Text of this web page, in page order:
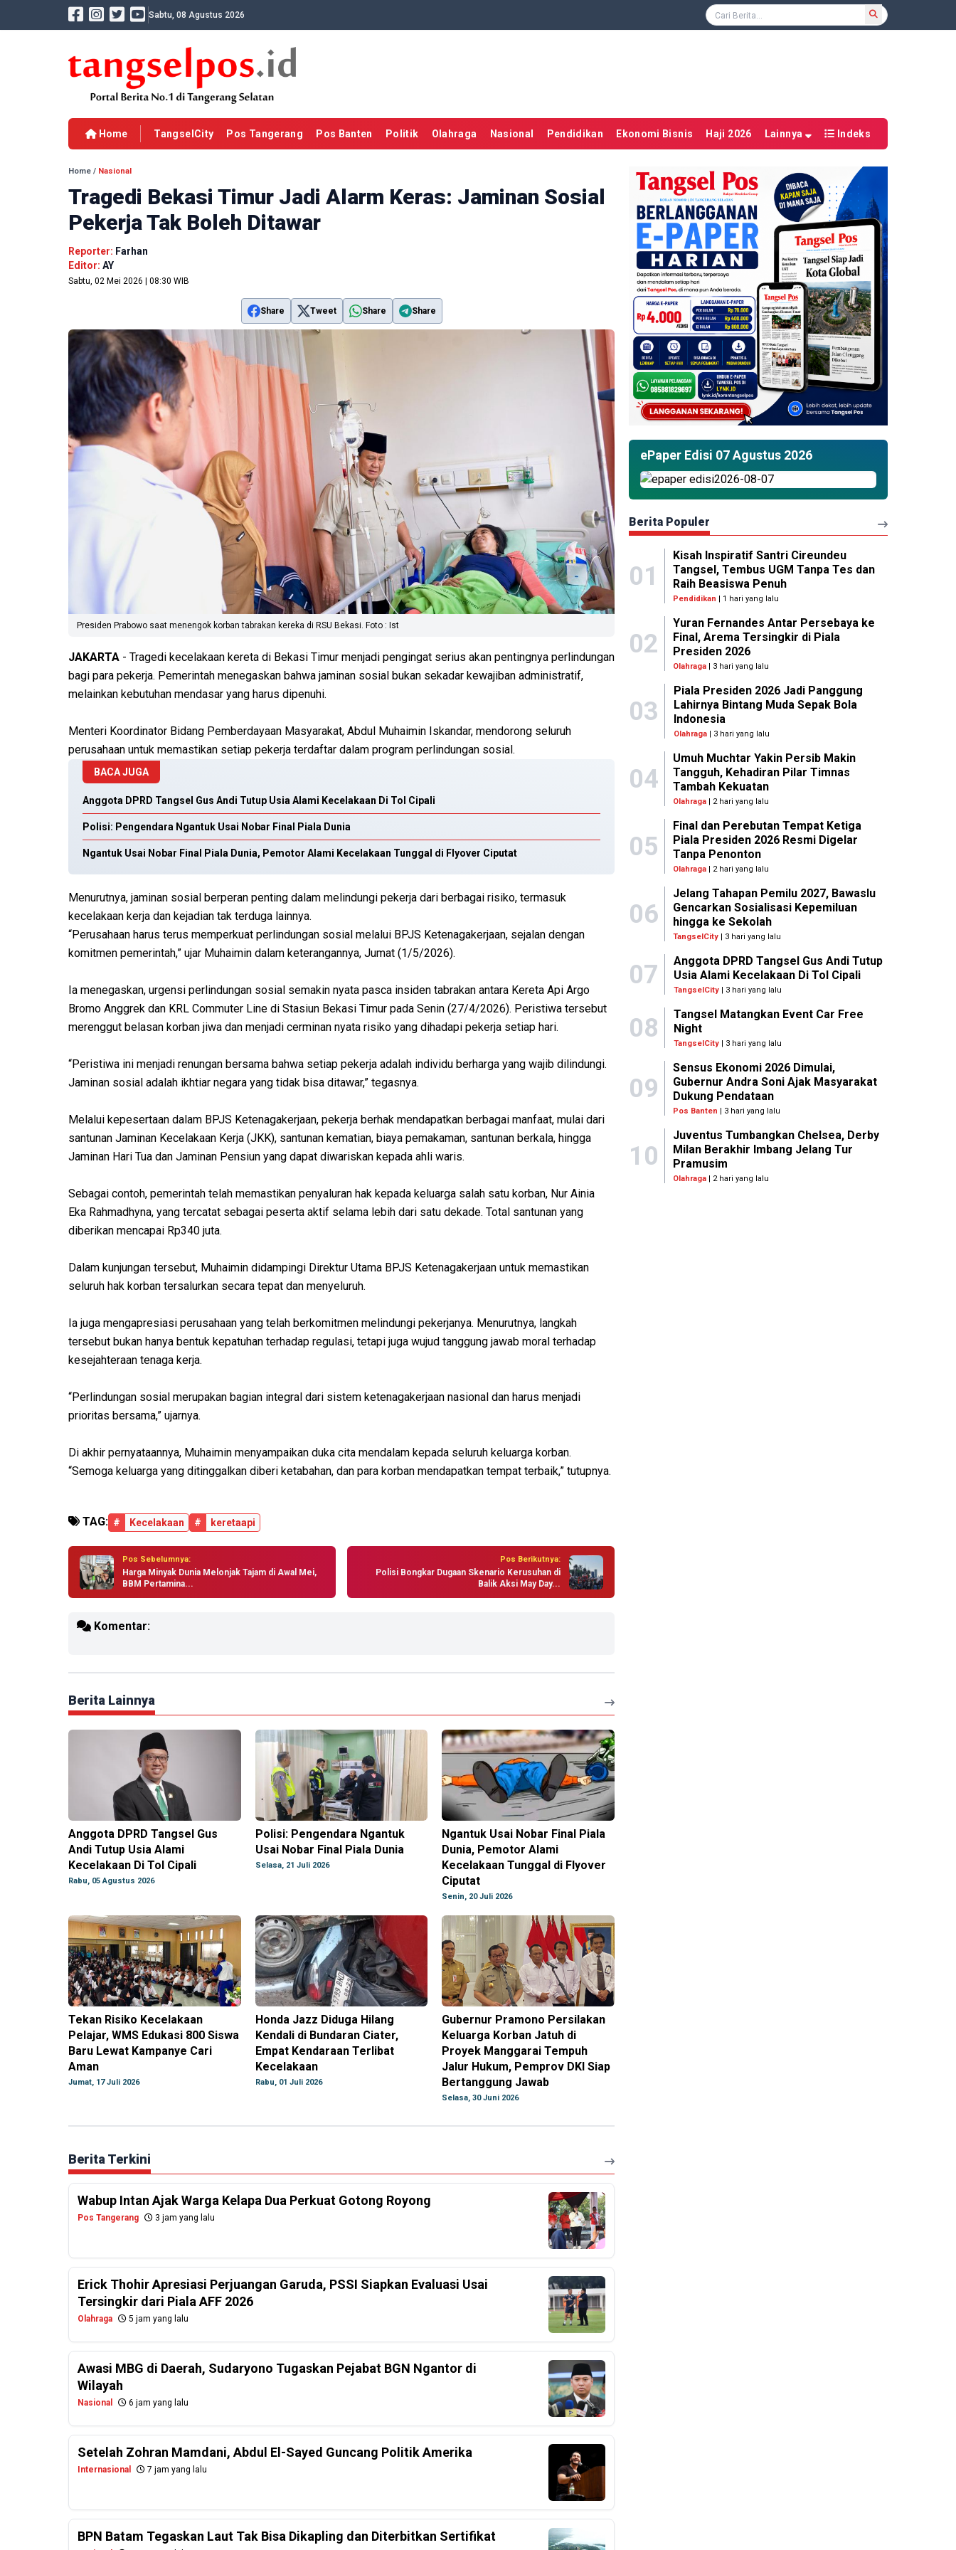
Sabtu, 08 Agustus 2026
Home TangselCity Pos Tangerang Pos Banten Politik Olahraga Nasional Pendidikan Ekonomi Bisnis Haji 2026 Lainnya Indeks
Home / Nasional
Tragedi Bekasi Timur Jadi Alarm Keras: Jaminan Sosial
Pekerja Tak Boleh Ditawar
Reporter: Farhan
Editor: AY
Sabtu, 02 Mei 2026 | 08:30 WIB
Share Tweet Share Share
Presiden Prabowo saat menengok korban tabrakan kereka di RSU Bekasi. Foto : Ist
JAKARTA - Tragedi kecelakaan kereta di Bekasi Timur menjadi pengingat serius akan pentingnya perlindungan
bagi para pekerja. Pemerintah menegaskan bahwa jaminan sosial bukan sekadar kewajiban administratif,
melainkan kebutuhan mendasar yang harus dipenuhi.
Menteri Koordinator Bidang Pemberdayaan Masyarakat, Abdul Muhaimin Iskandar, mendorong seluruh
perusahaan untuk memastikan setiap pekerja terdaftar dalam program perlindungan sosial.
BACA JUGA
Anggota DPRD Tangsel Gus Andi Tutup Usia Alami Kecelakaan Di Tol Cipali
Polisi: Pengendara Ngantuk Usai Nobar Final Piala Dunia
Ngantuk Usai Nobar Final Piala Dunia, Pemotor Alami Kecelakaan Tunggal di Flyover Ciputat
Menurutnya, jaminan sosial berperan penting dalam melindungi pekerja dari berbagai risiko, termasuk
kecelakaan kerja dan kejadian tak terduga lainnya.
“Perusahaan harus terus memperkuat perlindungan sosial melalui BPJS Ketenagakerjaan, sejalan dengan
komitmen pemerintah,” ujar Muhaimin dalam keterangannya, Jumat (1/5/2026).
Ia menegaskan, urgensi perlindungan sosial semakin nyata pasca insiden tabrakan antara Kereta Api Argo
Bromo Anggrek dan KRL Commuter Line di Stasiun Bekasi Timur pada Senin (27/4/2026). Peristiwa tersebut
merenggut belasan korban jiwa dan menjadi cerminan nyata risiko yang dihadapi pekerja setiap hari.
“Peristiwa ini menjadi renungan bersama bahwa setiap pekerja adalah individu berharga yang wajib dilindungi.
Jaminan sosial adalah ikhtiar negara yang tidak bisa ditawar,” tegasnya.
Melalui kepesertaan dalam BPJS Ketenagakerjaan, pekerja berhak mendapatkan berbagai manfaat, mulai dari
santunan Jaminan Kecelakaan Kerja (JKK), santunan kematian, biaya pemakaman, santunan berkala, hingga
Jaminan Hari Tua dan Jaminan Pensiun yang dapat diwariskan kepada ahli waris.
Sebagai contoh, pemerintah telah memastikan penyaluran hak kepada keluarga salah satu korban, Nur Ainia
Eka Rahmadhyna, yang tercatat sebagai peserta aktif selama lebih dari satu dekade. Total santunan yang
diberikan mencapai Rp340 juta.
Dalam kunjungan tersebut, Muhaimin didampingi Direktur Utama BPJS Ketenagakerjaan untuk memastikan
seluruh hak korban tersalurkan secara tepat dan menyeluruh.
Ia juga mengapresiasi perusahaan yang telah berkomitmen melindungi pekerjanya. Menurutnya, langkah
tersebut bukan hanya bentuk kepatuhan terhadap regulasi, tetapi juga wujud tanggung jawab moral terhadap
kesejahteraan tenaga kerja.
“Perlindungan sosial merupakan bagian integral dari sistem ketenagakerjaan nasional dan harus menjadi
prioritas bersama,” ujarnya.
Di akhir pernyataannya, Muhaimin menyampaikan duka cita mendalam kepada seluruh keluarga korban.
“Semoga keluarga yang ditinggalkan diberi ketabahan, dan para korban mendapatkan tempat terbaik,” tutupnya.
TAG: # Kecelakaan # keretaapi
Pos Sebelumnya:
Harga Minyak Dunia Melonjak Tajam di Awal Mei,
BBM Pertamina...
Pos Berikutnya:
Polisi Bongkar Dugaan Skenario Kerusuhan di
Balik Aksi May Day...
Komentar:
Berita Lainnya
Anggota DPRD Tangsel Gus
Andi Tutup Usia Alami
Kecelakaan Di Tol Cipali
Rabu, 05 Agustus 2026
Polisi: Pengendara Ngantuk
Usai Nobar Final Piala Dunia
Selasa, 21 Juli 2026
Ngantuk Usai Nobar Final Piala
Dunia, Pemotor Alami
Kecelakaan Tunggal di Flyover
Ciputat
Senin, 20 Juli 2026
Tekan Risiko Kecelakaan
Pelajar, WMS Edukasi 800 Siswa
Baru Lewat Kampanye Cari
Aman
Jumat, 17 Juli 2026
Honda Jazz Diduga Hilang
Kendali di Bundaran Ciater,
Empat Kendaraan Terlibat
Kecelakaan
Rabu, 01 Juli 2026
Gubernur Pramono Persilakan
Keluarga Korban Jatuh di
Proyek Manggarai Tempuh
Jalur Hukum, Pemprov DKI Siap
Bertanggung Jawab
Selasa, 30 Juni 2026
Berita Terkini
Wabup Intan Ajak Warga Kelapa Dua Perkuat Gotong Royong
Pos Tangerang 3 jam yang lalu
Erick Thohir Apresiasi Perjuangan Garuda, PSSI Siapkan Evaluasi Usai
Tersingkir dari Piala AFF 2026
Olahraga 5 jam yang lalu
Awasi MBG di Daerah, Sudaryono Tugaskan Pejabat BGN Ngantor di
Wilayah
Nasional 6 jam yang lalu
Setelah Zohran Mamdani, Abdul El-Sayed Guncang Politik Amerika
Internasional 7 jam yang lalu
BPN Batam Tegaskan Laut Tak Bisa Dikapling dan Diterbitkan Sertifikat
ePaper Edisi 07 Agustus 2026
Berita Populer
01
Kisah Inspiratif Santri Cireundeu
Tangsel, Tembus UGM Tanpa Tes dan
Raih Beasiswa Penuh
Pendidikan | 1 hari yang lalu
02
Yuran Fernandes Antar Persebaya ke
Final, Arema Tersingkir di Piala
Presiden 2026
Olahraga | 3 hari yang lalu
03
Piala Presiden 2026 Jadi Panggung
Lahirnya Bintang Muda Sepak Bola
Indonesia
Olahraga| 3 hari yang lalu
04
Umuh Muchtar Yakin Persib Makin
Tangguh, Kehadiran Pilar Timnas
Tambah Kekuatan
Olahraga | 2 hari yang lalu
05
Final dan Perebutan Tempat Ketiga
Piala Presiden 2026 Resmi Digelar
Tanpa Penonton
Olahraga | 2 hari yang lalu
06
Jelang Tahapan Pemilu 2027, Bawaslu
Gencarkan Sosialisasi Kepemiluan
hingga ke Sekolah
TangselCity | 3 hari yang lalu
07
Anggota DPRD Tangsel Gus Andi Tutup
Usia Alami Kecelakaan Di Tol Cipali
TangselCity| 3 hari yang lalu
08
Tangsel Matangkan Event Car Free
Night
TangselCity| 3 hari yang lalu
09
Sensus Ekonomi 2026 Dimulai,
Gubernur Andra Soni Ajak Masyarakat
Dukung Pendataan
Pos Banten | 3 hari yang lalu
10
Juventus Tumbangkan Chelsea, Derby
Milan Berakhir Imbang Jelang Tur
Pramusim
Olahraga | 2 hari yang lalu